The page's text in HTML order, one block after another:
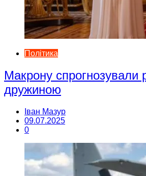
Політика
Макрону спрогнозували
дружиною
Іван Мазур
09.07.2025
0